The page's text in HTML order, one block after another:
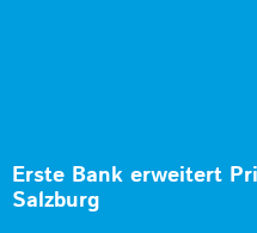
Erste Bank erweitert
Salzburg